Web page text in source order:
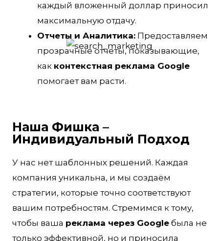
каждый вложенный доллар приносил
максимальную отдачу.
Отчеты и Аналитика: Предоставляем
прозрачные отчеты, показывающие,
как контекстная реклама Google
помогает вам расти.
Наша Фишка –
Индивидуальный Подход
У нас нет шаблонных решений. Каждая
компания уникальна, и мы создаём
стратегии, которые точно соответствуют
вашим потребностям. Стремимся к тому,
чтобы ваша реклама через Google была не
только эффективной, но и приносила